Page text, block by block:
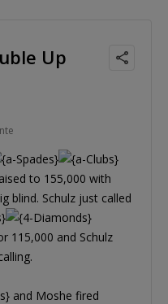
Up
to 155,000 with
blind. Schulz just called
115,000 and Schulz
and Moshe fired